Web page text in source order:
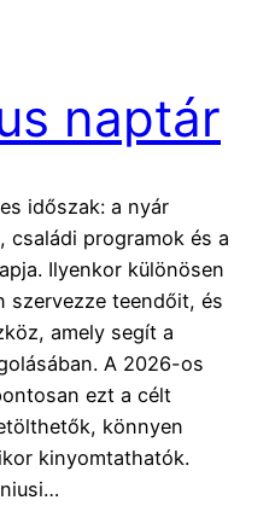
naptár
időszak: a nyár
családi programok és a
Ilyenkor különösen
teendőit, és
amely segít a
A 2026-os
ezt a célt
könnyen
kinyomtathatók.